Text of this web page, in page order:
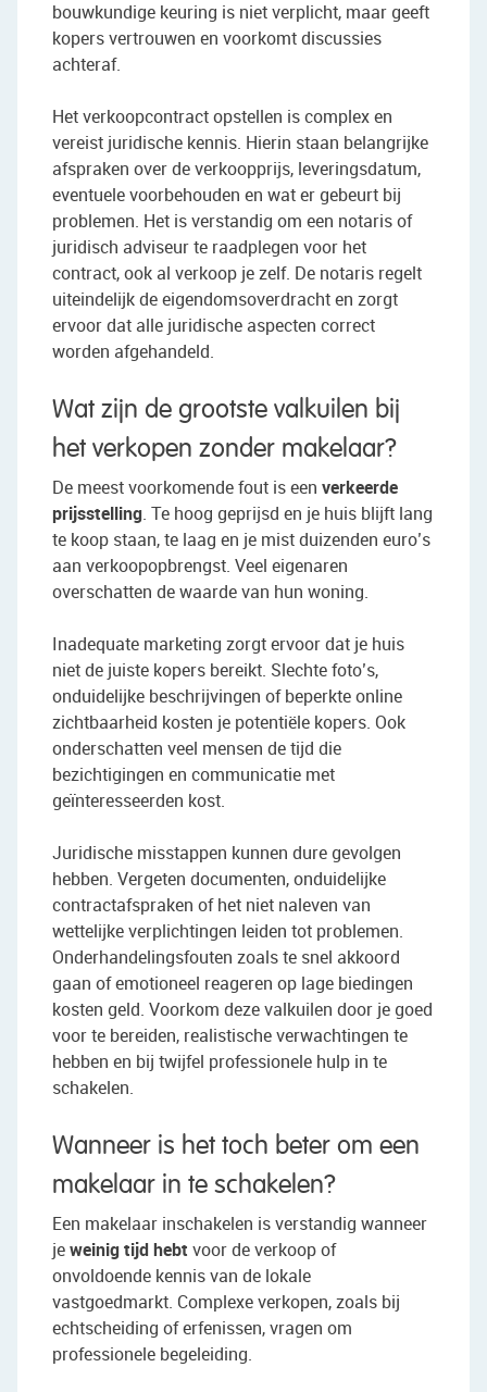
bouwkundige keuring is niet verplicht, maar geeft
kopers vertrouwen en voorkomt discussies
achteraf.
Het verkoopcontract opstellen is complex en
vereist juridische kennis. Hierin staan belangrijke
afspraken over de verkoopprijs, leveringsdatum,
eventuele voorbehouden en wat er gebeurt bij
problemen. Het is verstandig om een notaris of
juridisch adviseur te raadplegen voor het
contract, ook al verkoop je zelf. De notaris regelt
uiteindelijk de eigendomsoverdracht en zorgt
ervoor dat alle juridische aspecten correct
worden afgehandeld.
Wat zijn de grootste valkuilen bij
het verkopen zonder makelaar?
De meest voorkomende fout is een verkeerde
prijsstelling. Te hoog geprijsd en je huis blijft lang
te koop staan, te laag en je mist duizenden euro’s
aan verkoopopbrengst. Veel eigenaren
overschatten de waarde van hun woning.
Inadequate marketing zorgt ervoor dat je huis
niet de juiste kopers bereikt. Slechte foto’s,
onduidelijke beschrijvingen of beperkte online
zichtbaarheid kosten je potentiële kopers. Ook
onderschatten veel mensen de tijd die
bezichtigingen en communicatie met
geïnteresseerden kost.
Juridische misstappen kunnen dure gevolgen
hebben. Vergeten documenten, onduidelijke
contractafspraken of het niet naleven van
wettelijke verplichtingen leiden tot problemen.
Onderhandelingsfouten zoals te snel akkoord
gaan of emotioneel reageren op lage biedingen
kosten geld. Voorkom deze valkuilen door je goed
voor te bereiden, realistische verwachtingen te
hebben en bij twijfel professionele hulp in te
schakelen.
Wanneer is het toch beter om een
makelaar in te schakelen?
Een makelaar inschakelen is verstandig wanneer
jeweinig tijd hebt voor de verkoop of
onvoldoende kennis van de lokale
vastgoedmarkt. Complexe verkopen, zoals bij
echtscheiding of erfenissen, vragen om
professionele begeleiding.